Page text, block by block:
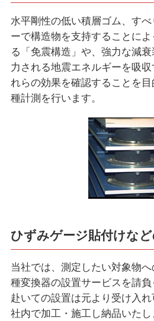
水平剛性の低い積層ゴム、す
ーで構造物を支持することに
る「免震構造」や、強力な減
力される地震エネルギーを吸
れらの効果を確認することを
種計測を行います。
ひずみゲージ貼付けな
当社では、測定したい対象物
種変換器の設置サービスを請
赴いての設置は元より受け入れ
社内で加工・施工し納品いた